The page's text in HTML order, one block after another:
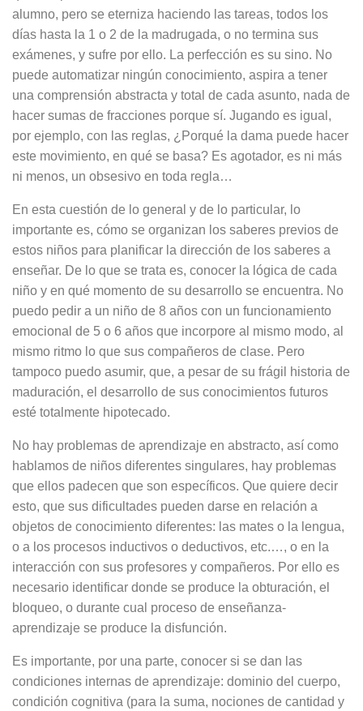
alumno, pero se eterniza haciendo las tareas, todos los
días hasta la 1 o 2 de la madrugada, o no termina sus
exámenes, y sufre por ello. La perfección es su sino. No
puede automatizar ningún conocimiento, aspira a tener
una comprensión abstracta y total de cada asunto, nada de
hacer sumas de fracciones porque sí. Jugando es igual,
por ejemplo, con las reglas, ¿Porqué la dama puede hacer
este movimiento, en qué se basa? Es agotador, es ni más
ni menos, un obsesivo en toda regla…
En esta cuestión de lo general y de lo particular, lo
importante es, cómo se organizan los saberes previos de
estos niños para planificar la dirección de los saberes a
enseñar. De lo que se trata es, conocer la lógica de cada
niño y en qué momento de su desarrollo se encuentra. No
puedo pedir a un niño de 8 años con un funcionamiento
emocional de 5 o 6 años que incorpore al mismo modo, al
mismo ritmo lo que sus compañeros de clase. Pero
tampoco puedo asumir, que, a pesar de su frágil historia de
maduración, el desarrollo de sus conocimientos futuros
esté totalmente hipotecado.
No hay problemas de aprendizaje en abstracto, así como
hablamos de niños diferentes singulares, hay problemas
que ellos padecen que son específicos. Que quiere decir
esto, que sus dificultades pueden darse en relación a
objetos de conocimiento diferentes: las mates o la lengua,
o a los procesos inductivos o deductivos, etc.…, o en la
interacción con sus profesores y compañeros. Por ello es
necesario identificar donde se produce la obturación, el
bloqueo, o durante cual proceso de enseñanza-
aprendizaje se produce la disfunción.
Es importante, por una parte, conocer si se dan las
condiciones internas de aprendizaje: dominio del cuerpo,
condición cognitiva (para la suma, nociones de cantidad y